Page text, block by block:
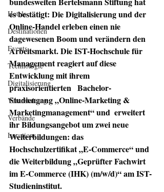
Hotels
Destinationen
Events
Technologie
Digitalisierung
Veranstaltung
Verbände
Locations
es bestätigt: Die Digitalisierung und der
Online-Handel erleben einen nie
dagewesenen Boom und verändern den
Arbeitsmarkt. Die IST-Hochschule für
Management reagiert auf diese
Entwicklung mit ihrem
praxisorientierten   Bachelor-
Studiengang „Online-Marketing &
Marketingmanagement“ und  erweitert
ihr Bildungsangebot um zwei neue
Weiterbildungen: das
Hochschulzertifikat „E-Commerce“ und
die Weiterbildung „Geprüfter Fachwirt
im E-Commerce (IHK) (m/w/d)“ am IST-
Studieninstitut.